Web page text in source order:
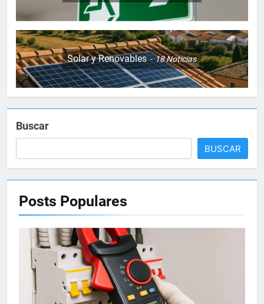
Solar y Renovables 18Noticias
Buscar
BUSCAR
Posts Populares